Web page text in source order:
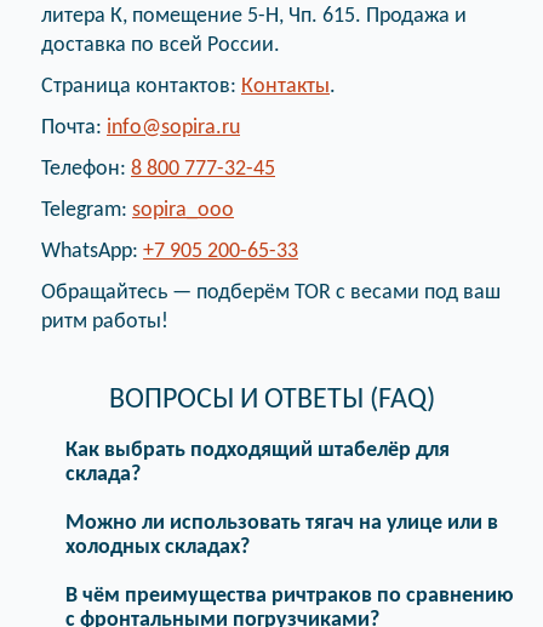
литера К, помещение 5-Н, Чп. 615. Продажа и
доставка по всей России.
Страница контактов: Контакты.
Почта: info@sopira.ru
Телефон: 8 800 777-32-45
Telegram: sopira_ooo
WhatsApp: +7 905 200-65-33
Обращайтесь — подберём TOR с весами под ваш
ритм работы!
ВОПРОСЫ И ОТВЕТЫ (FAQ)
Как выбрать подходящий штабелёр для
склада?
Можно ли использовать тягач на улице или в
холодных складах?
В чём преимущества ричтраков по сравнению
с фронтальными погрузчиками?